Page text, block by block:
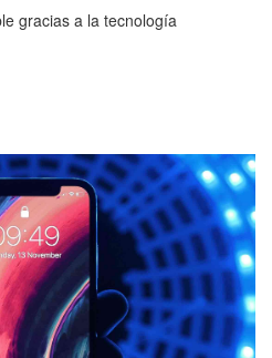
gracias a la tecnología